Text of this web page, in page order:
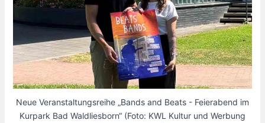
Neue Veranstaltungsreihe „Bands and Beats - Feierabend im
Kurpark Bad Waldliesborn“ (Foto: KWL Kultur und Werbung